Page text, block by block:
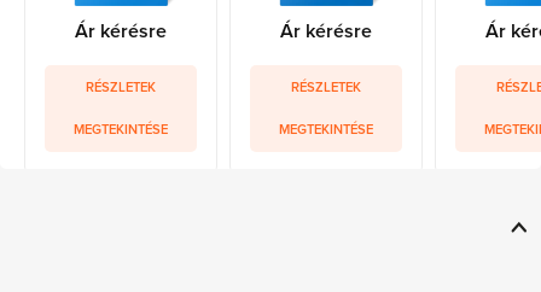
Ár kérésre
RÉSZLETEK
MEGTEKINTÉSE
Ár kérésre
RÉSZLETEK
MEGTEKINTÉSE
Ár